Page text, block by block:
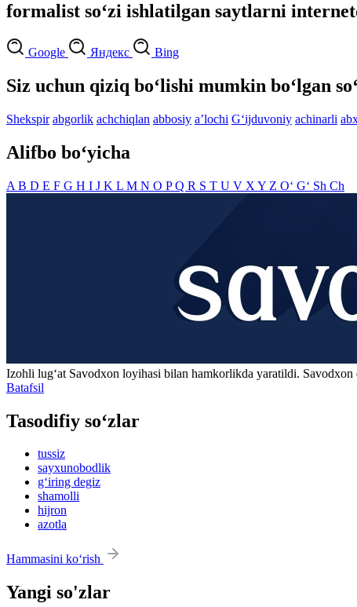
formalist so‘zi ishlatilgan saytlarni
Google Яндекс Bing
Siz uchun qiziq bo‘lishi mumkin bo‘lgan
Shekspir abgorlik achchiqlan abbosiy aʼlochi G‘ijduvoniy achinarli
Alifbo bo‘yicha
A B D E F G H I J K L M N O PQ R S T U V X Y Z O‘ G‘ Sh Ch
Izohli lugʻat Savodxon loyihasi bilan hamkorlikda yaratildi.
Batafsil
Tasodifiy so‘zlar
tussiz
sayxunobodlik
g‘iring degiz
shamolli
hijron
azotla
Hammasini ko‘rish
Yangi so'zlar